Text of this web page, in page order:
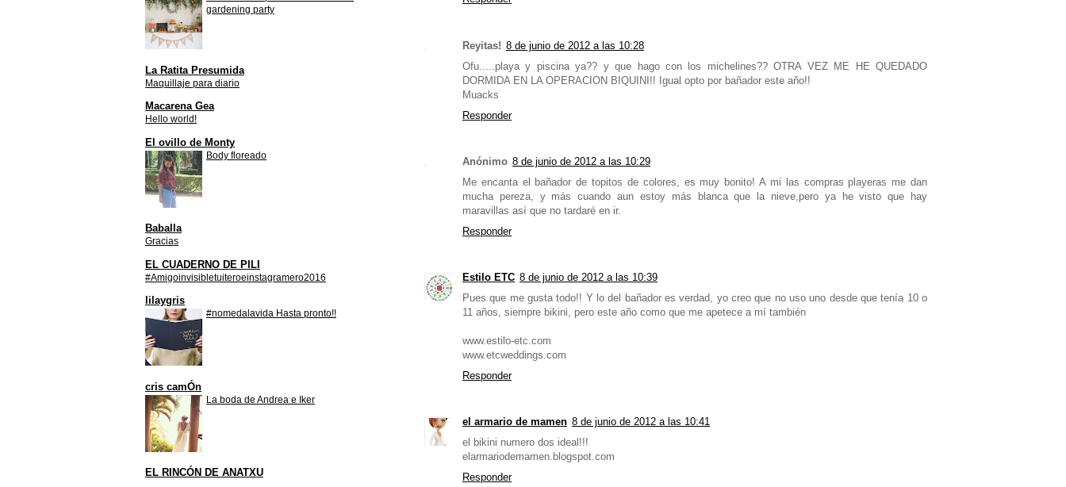
Reyitas! 8 de junio de 2012 a las 10:28
Ofu.....playa y piscina ya?? y que hago con los michelines?? OTRA VEZ ME HE QUEDADO
DORMIDA EN LA OPERACION BIQUINI!! Igual opto por bañador este año!!
Muacks
Responder
Anónimo 8 de junio de 2012 a las 10:29
Me encanta el bañador de topitos de colores, es muy bonito! A mi las compras playeras me dan
mucha pereza, y más cuando aun estoy más blanca que la nieve,pero ya he visto que hay
maravillas así que no tardaré en ir.
Responder
Estilo ETC 8 de junio de 2012 a las 10:39
Pues que me gusta todo!! Y lo del bañador es verdad, yo creo que no uso uno desde que tenía 10 o
11 años, siempre bikini, pero este año como que me apetece a mí también
www.estilo-etc.com
www.etcweddings.com
Responder
el armario de mamen 8 de junio de 2012 a las 10:41
el bikini numero dos ideal!!!
elarmariodemamen.blogspot.com
Responder
gardening party
La Ratita Presumida
Maquillaje para diario
Macarena Gea
Hello world!
El ovillo de Monty
Body floreado
Baballa
Gracias
EL CUADERNO DE PILI
#Amigoinvisibletuiteroeinstagramero2016
lilaygris
#nomedalavida Hasta pronto!!
cris camÓn
La boda de Andrea e Iker
EL RINCÓN DE ANATXU